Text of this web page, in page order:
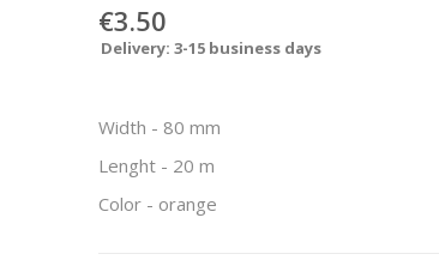
€3.50
Delivery: 3-15 business days
Width - 80 mm
Lenght - 20 m
Color - orange